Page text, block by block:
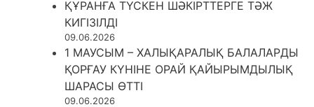
ҚҰРАНҒА ТҮСКЕН ШӘКІРТТЕРГЕ ТӘЖ
КИГІЗІЛДІ
09.06.2026
1 МАУСЫМ – ХАЛЫҚАРАЛЫҚ БАЛАЛАРДЫ
ҚОРҒАУ КҮНІНЕ ОРАЙ ҚАЙЫРЫМДЫЛЫҚ
ШАРАСЫ ӨТТІ
09.06.2026